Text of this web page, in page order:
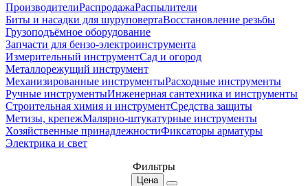
ПроизводителиРаспродажаРаспылители
Биты и насадки для шуруповертаВосстановление резьбы
Грузоподъёмное оборудование
Запчасти для бензо-электроинструмента
Измерительный инструментСад и огород
Металлорежущий инструмент
Механизированные инструментыРасходные инструменты
Ручные инструментыИнженерная сантехника и инструменты
Строительная химия и инструментСредства защиты
Метизы, крепежМалярно-штукатурные инструменты
Хозяйственные принадлежностиФиксаторы арматуры
Электрика и свет
Фильтры
Цена